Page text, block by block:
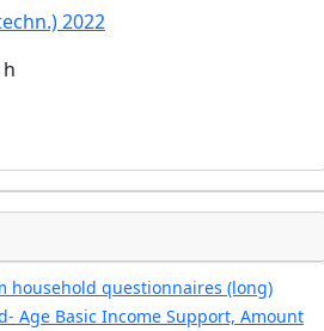
2022
h
household questionnaires (long)
Age Basic Income Support, Amount